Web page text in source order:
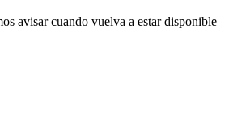
avisar cuando vuelva a estar disponible